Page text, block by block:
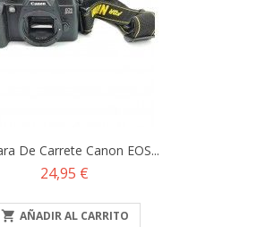
De Carrete Canon EOS...
Precio
24,95 €
 AÑADIR AL CARRITO